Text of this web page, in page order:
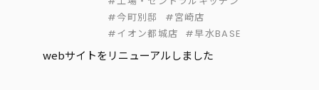
#今町別邸
#宮崎店
#イオン都城店
#早水BASE
webサイトをリニューアルしました